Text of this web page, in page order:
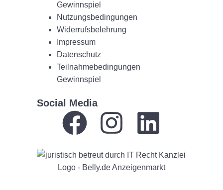
Gewinnspiel
Nutzungsbedingungen
Widerrufsbelehrung
Impressum
Datenschutz
Teilnahmebedingungen
Gewinnspiel
Social Media